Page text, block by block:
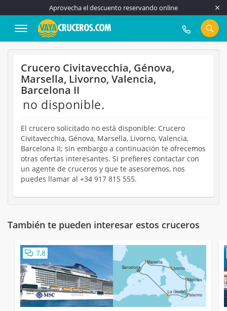
Aprovecha el descuento reservando online
917 815 555
Crucero Civitavecchia, Génova,
Marsella, Livorno, Valencia,
Barcelona II
no disponible.
El crucero solicitado no está disponible: Crucero
Civitavecchia, Génova, Marsella, Livorno, Valencia,
Barcelona II; sin embargo a continuación te ofrecemos
otras ofertas interesantes. Si prefieres contactar con
un agente de cruceros y que te asesoremos, nos
puedes llamar al +34 917 815 555.
También te pueden interesar estos cruceros
7,8